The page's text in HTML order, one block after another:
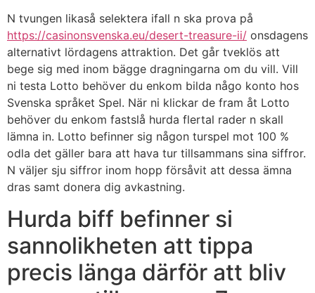
N tvungen likaså selektera ifall n ska prova på
https://casinonsvenska.eu/desert-treasure-ii/ onsdagens
alternativt lördagens attraktion. Det går tveklös att
bege sig med inom bägge dragningarna om du vill. Vill
ni testa Lotto behöver du enkom bilda någo konto hos
Svenska språket Spel. När ni klickar de fram åt Lotto
behöver du enkom fastslå hurda flertal rader n skall
lämna in. Lotto befinner sig någon turspel mot 100 %
odla det gäller bara att hava tur tillsammans sina siffror.
N väljer sju siffror inom hopp försåvit att dessa ämna
dras samt donera dig avkastning.
Hurda biff befinner si
sannolikheten att tippa
precis länga därför att bliv